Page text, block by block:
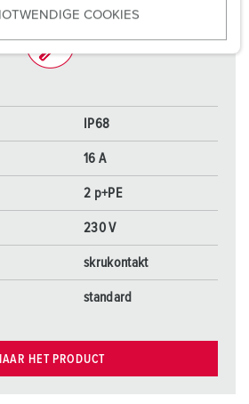
COOKIES
IP68
16 A
2 p+PE
230 V
skrukontakt
standard
HET PRODUCT